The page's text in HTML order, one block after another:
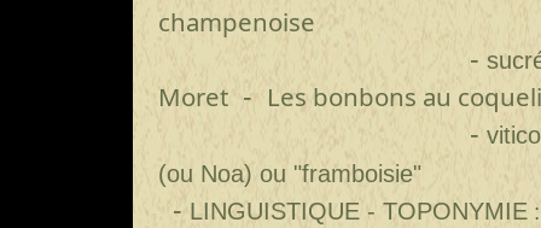
champenoise
-
Moret - Les bonbons au
-
(ou Noa) ou "framboisie"
- LINGUISTIQUE - TOPONYMIE